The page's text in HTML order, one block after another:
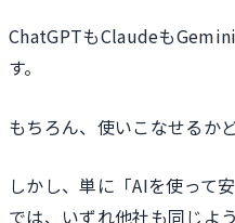
ChatGPTもClaudeも
す。
もちろん、使いこなせるか
しかし、単に「AIを使って
では、いずれ他社も同じよ